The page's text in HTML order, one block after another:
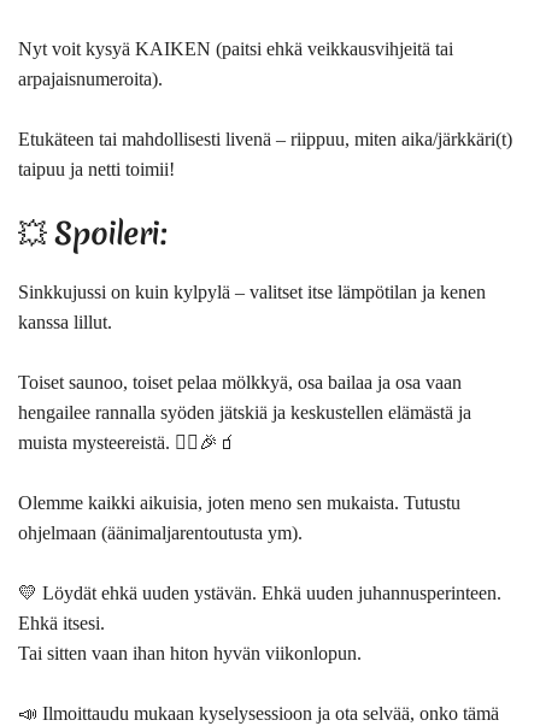
Nyt voit kysyä KAIKEN (paitsi ehkä veikkausvihjeitä tai
arpajaisnumeroita).
Etukäteen tai mahdollisesti livenä – riippuu, miten aika/järkkäri(t)
taipuu ja netti toimii!
💥 Spoileri:
Sinkkujussi on kuin kylpylä – valitset itse lämpötilan ja kenen
kanssa lillut.
Toiset saunoo, toiset pelaa mölkkyä, osa bailaa ja osa vaan
hengailee rannalla syöden jätskiä ja keskustellen elämästä ja
muista mysteereistä. 🧘‍♀️🎉🧃
Olemme kaikki aikuisia, joten meno sen mukaista. Tutustu
ohjelmaan (äänimaljarentoutusta ym).
💛 Löydät ehkä uuden ystävän. Ehkä uuden juhannusperinteen.
Ehkä itsesi.
Tai sitten vaan ihan hiton hyvän viikonlopun.
📣 Ilmoittaudu mukaan kyselysessioon ja ota selvää, onko tämä